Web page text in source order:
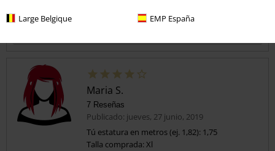
Large Belgique EMP España
Maria S.
7 Reseñas
Publicado: jueves, 27 junio, 2019
Tú estatura en metros (ej. 1,82): 1,75
Talla comprada: Xl